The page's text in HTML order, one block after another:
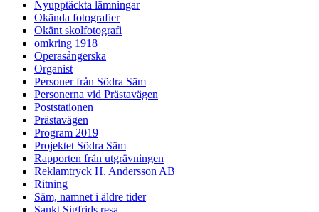
Nyupptäckta lämningar
Okända fotografier
Okänt skolfotografi
omkring 1918
Operasångerska
Organist
Personer från Södra Säm
Personerna vid Prästavägen
Poststationen
Prästavägen
Program 2019
Projektet Södra Säm
Rapporten från utgrävningen
Reklamtryck H. Andersson AB
Ritning
Säm, namnet i äldre tider